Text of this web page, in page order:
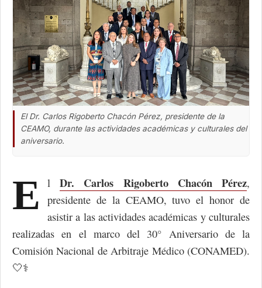
El Dr. Carlos Rigoberto Chacón Pérez, presidente de la
CEAMO, durante las actividades académicas y culturales del
aniversario.
E l Dr. Carlos Rigoberto Chacón Pérez,
presidente de la CEAMO, tuvo el honor de
asistir a las actividades académicas y culturales
realizadas en el marco del 30° Aniversario de la
Comisión Nacional de Arbitraje Médico (CONAMED).
🤍⚕️